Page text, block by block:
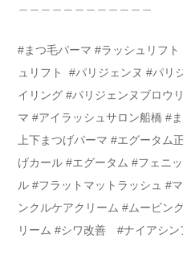
#まつ毛パーマ #ラッシュリフ
ュリフト #パリジェンヌ #パリ
イリング #パリジェンヌブロウ
マ #アイラッシュサロン船橋 #
上下まつげパーマ #エグータム
げカール #エグータム #フェニ
ル #フラットマットラッシュ #
ンクルケアクリーム #ムービン
リーム #シワ改善 #ナイアシン